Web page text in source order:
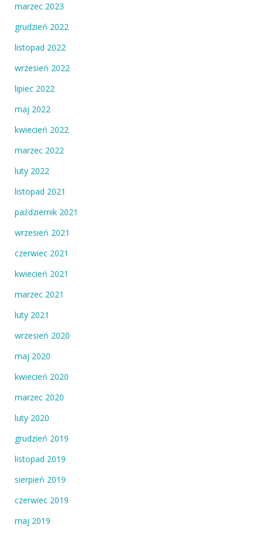
marzec 2023
grudzień 2022
listopad 2022
wrzesień 2022
lipiec 2022
maj 2022
kwiecień 2022
marzec 2022
luty 2022
listopad 2021
październik 2021
wrzesień 2021
czerwiec 2021
kwiecień 2021
marzec 2021
luty 2021
wrzesień 2020
maj 2020
kwiecień 2020
marzec 2020
luty 2020
grudzień 2019
listopad 2019
sierpień 2019
czerwiec 2019
maj 2019